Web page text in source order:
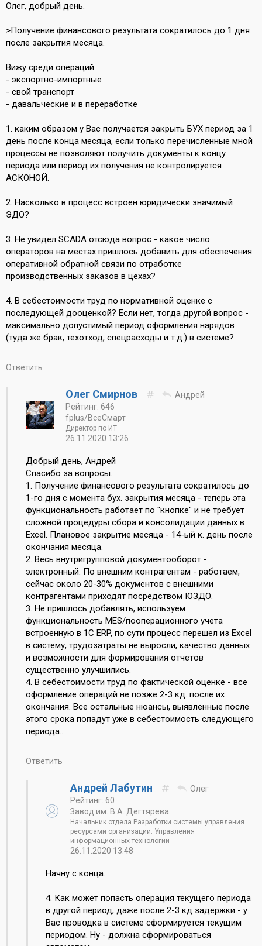
Олег, добрый день.
>Получение финансового результата сократилось до 1 дня
после закрытия месяца.
Вижу среди операций:
- экспортно-импортные
- свой транспорт
- давальческие и в переработке
1. каким образом у Вас получается закрыть БУХ период за 1
день после конца месяца, если только перечисленные мной
процессы не позволяют получить документы к концу
периода или период их получения не контролируется
АСКОНОЙ.
2. Насколько в процесс встроен юридически значимый
ЭДО?
3. Не увидел SCADA отсюда вопрос - какое число
операторов на местах пришлось добавить для обеспечения
оперативной обратной связи по отработке
производственных заказов в цехах?
4. В себестоимости труд по нормативной оценке с
последующей дооценкой? Если нет, тогда другой вопрос -
максимально допустимый период оформления нарядов
(туда же брак, техотход, спецрасходы и т.д.) в системе?
Ответить
Олег Смирнов
Андрей
Рейтинг: 646
fplus/ВсеСмарт
Директор по ИТ
26.11.2020 13:26
Добрый день, Андрей
Спасибо за вопросы..
1. Получение финансового результата сократилось до
1-го дня с момента бух. закрытия месяца - теперь эта
функциональность работает по "кнопке" и не требует
сложной процедуры сбора и консолидации данных в
Excel. Плановое закрытие месяца - 14-ый к. день после
окончания месяца.
2. Весь внутригрупповой документооборот -
электронный. По внешним контрагентам - работаем,
сейчас около 20-30% документов с внешними
контрагентами приходят посредством ЮЗДО.
3. Не пришлось добавлять, используем
функциональность MES/пооперационного учета
встроенную в 1С ERP, по сути процесс перешел из Excel
в систему, трудозатраты не выросли, качество данных
и возможности для формирования отчетов
существенно улучшились.
4. В себестоимости труд по фактической оценке - все
оформление операций не позже 2-3 кд. после их
окончания. Все остальные нюансы, выявленные после
этого срока попадут уже в себестоимость следующего
периода..
Ответить
Андрей Лабутин
Олег
Рейтинг: 60
Завод им. В.А. Дегтярева
Начальник отдела Разработки системы управления
ресурсами организации. Управления
информационных технологий
26.11.2020 13:48
Начну с конца...
4. Как может попасть операция текущего периода
в другой период, даже после 2-3 кд задержки - у
Вас проводка в системе сформируется текущим
периодом. Ну - должна сформироваться